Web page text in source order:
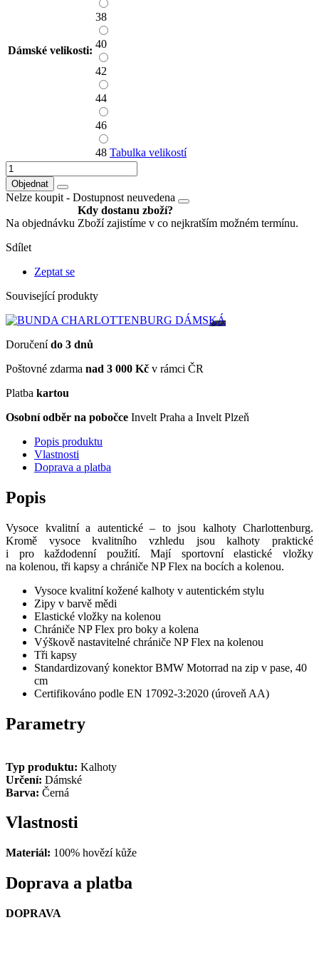
Dámské velikosti:
38
40
42
44
46
48 Tabulka velikostí
Objednat
Nelze koupit - Dostupnost neuvedena
Na objednávku
Kdy dostanu zboží?
Zboží zajistíme v co nejkratším možném termínu.
Sdílet
Zeptat se
Související produkty
Doručenído 3 dnů
Poštovné zdarma nad 3 000 Kč v rámci ČR
Platba kartou
Osobní odběr na pobočce Invelt Praha a Invelt Plzeň
Popis produktu
Vlastnosti
Doprava a platba
Popis
Vysoce kvalitní a autentické – to jsou kalhoty Charlottenburg.
Kromě vysoce kvalitního vzhledu jsou kalhoty praktické
i pro každodenní použití. Mají sportovní elastické vložky
na kolenou, tři kapsy a chrániče NP Flex na bocích a kolenou.
Vysoce kvalitní kožené kalhoty v autentickém stylu
Zipy v barvě mědi
Elastické vložky na kolenou
Chrániče NP Flex pro boky a kolena
Výškově nastavitelné chrániče NP Flex na kolenou
Tři kapsy
Standardizovaný konektor BMW Motorrad na zip v pase, 40
cm
Certifikováno podle EN 17092-3:2020 (úroveň AA)
Parametry
Typ produktu: Kalhoty
Určení: Dámské
Barva: Černá
Vlastnosti
Materiál: 100% hovězí kůže
Doprava a platba
DOPRAVA